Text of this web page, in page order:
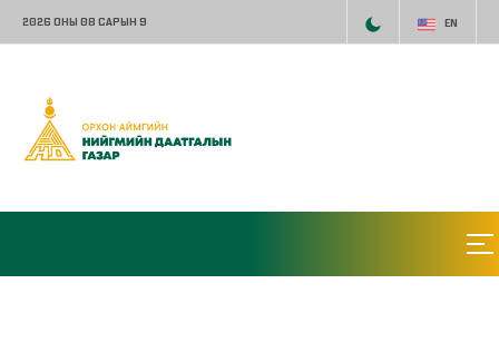
2026 ОНЫ 08 САРЫН 9 EN